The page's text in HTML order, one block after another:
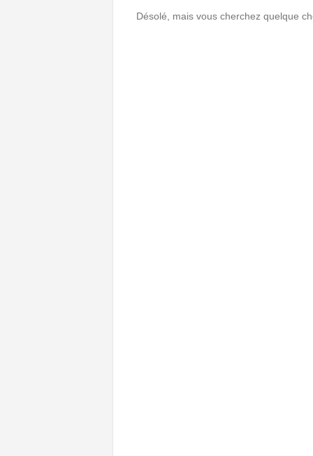
Désolé, mais vous cherchez quelque